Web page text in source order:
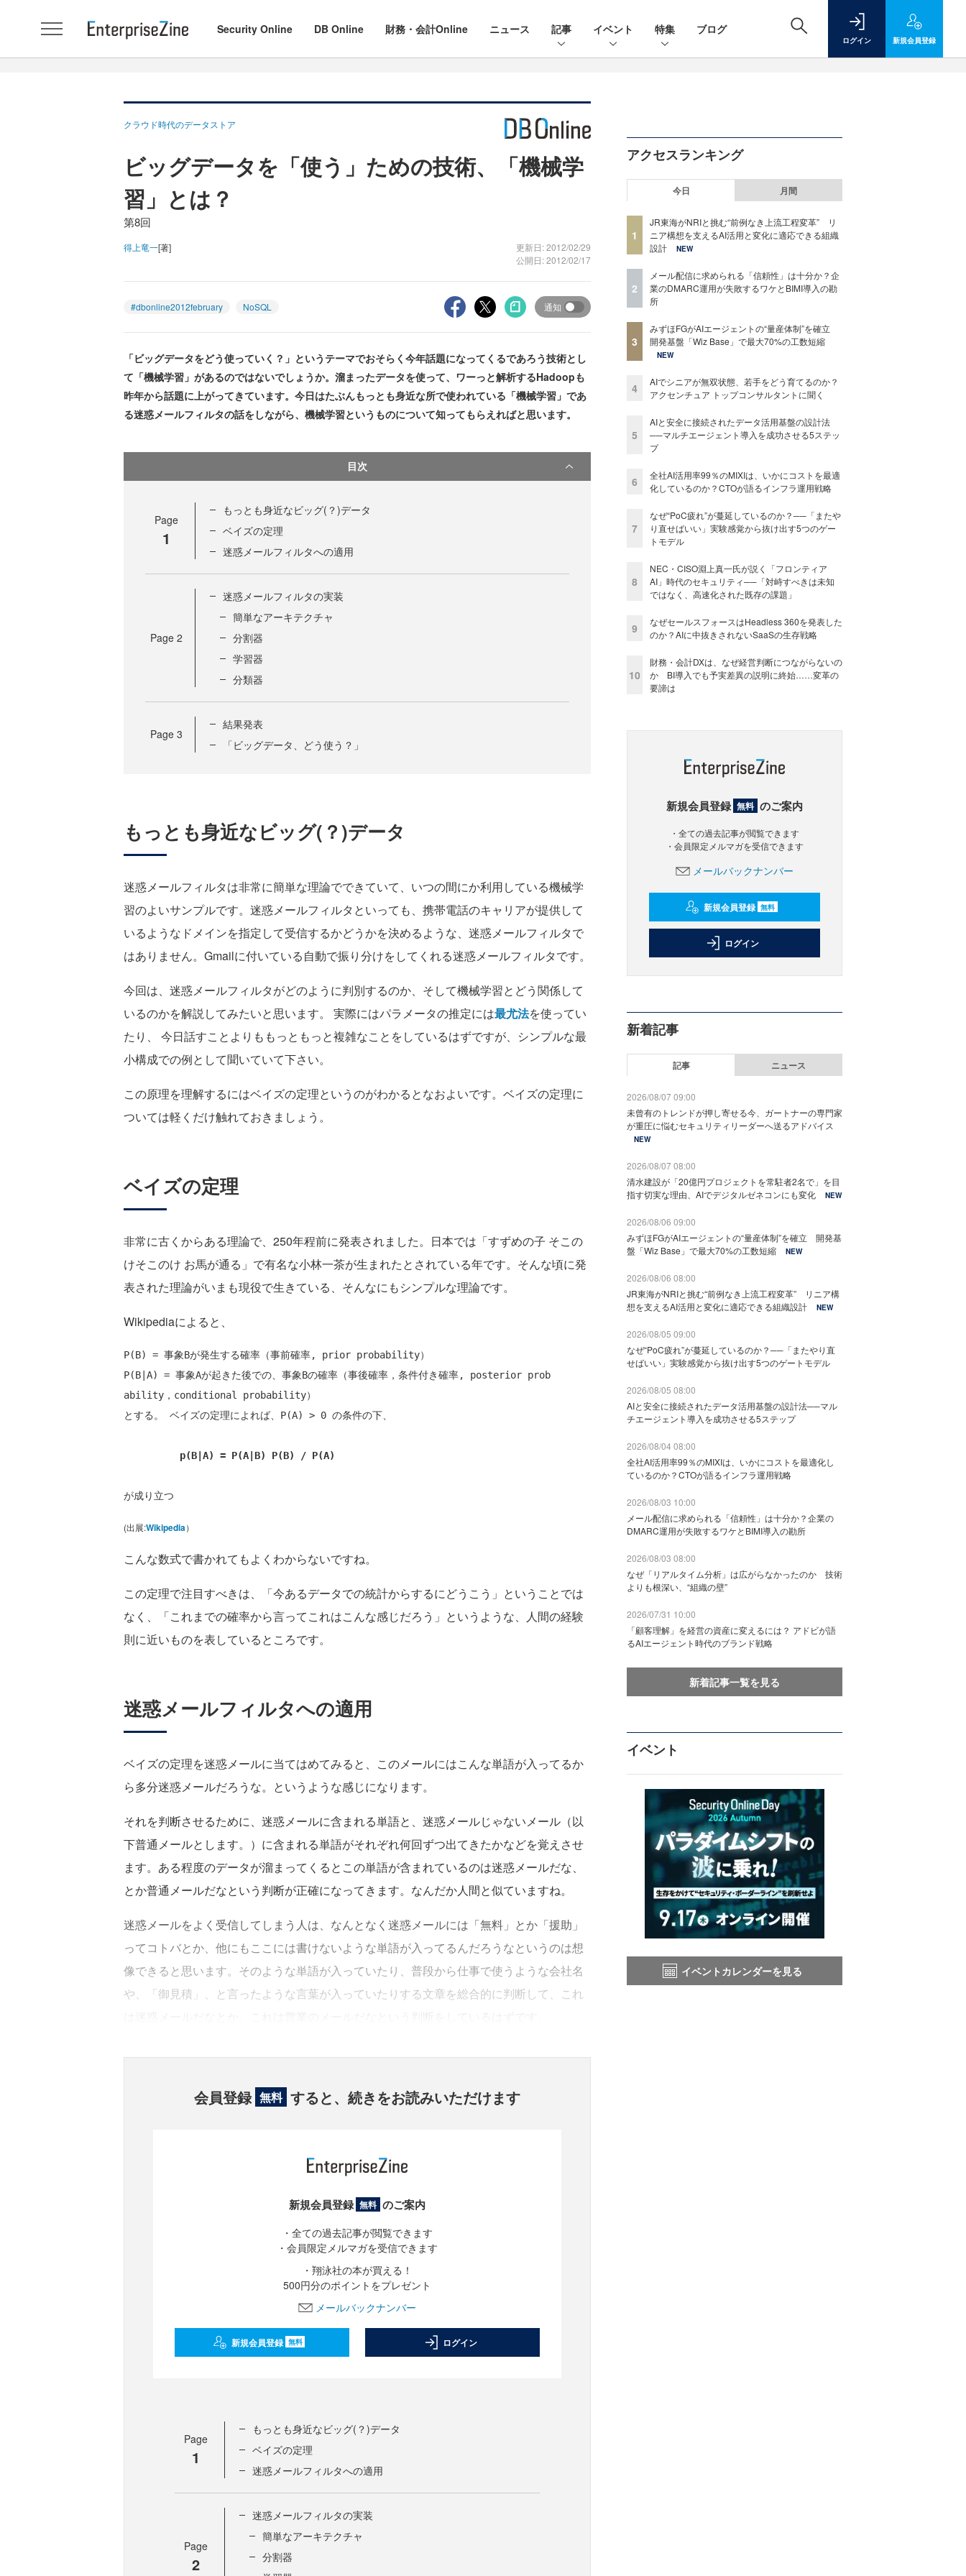
Security Online DB Online 財務・会計Online ニュース 記事 イベント 特集 ブログ
ログイン 新規会員登録
クラウド時代のデータストア
ビッグデータを「使う」ための技術、「機械学
習」とは？
第8回
得上竜一[著]
更新日: 2012/02/29
公開日: 2012/02/17
#dbonline2012february NoSQL 通知
「ビッグデータをどう使っていく？」というテーマでおそらく今年話題になってくるであろう技術とし
て「機械学習」があるのではないでしょうか。溜まったデータを使って、ワーっと解析するHadoopも
昨年から話題に上がってきています。今日はたぶんもっとも身近な所で使われている「機械学習」であ
る迷惑メールフィルタの話をしながら、機械学習というものについて知ってもらえればと思います。
目次
Page
1
もっとも身近なビッグ(？)データ
ベイズの定理
迷惑メールフィルタへの適用
Page 2
迷惑メールフィルタの実装
簡単なアーキテクチャ
分割器
学習器
分類器
Page 3
結果発表
「ビッグデータ、どう使う？」
もっとも身近なビッグ(？)データ
迷惑メールフィルタは非常に簡単な理論でできていて、いつの間にか利用している機械学
習のよいサンプルです。迷惑メールフィルタといっても、携帯電話のキャリアが提供して
いるようなドメインを指定して受信するかどうかを決めるような、迷惑メールフィルタで
はありません。Gmailに付いている自動で振り分けをしてくれる迷惑メールフィルタです。
今回は、迷惑メールフィルタがどのように判別するのか、そして機械学習とどう関係して
いるのかを解説してみたいと思います。 実際にはパラメータの推定には最尤法を使ってい
たり、 今日話すことよりももっともっと複雑なことをしているはずですが、シンプルな最
小構成での例として聞いていて下さい。
この原理を理解するにはベイズの定理というのがわかるとなおよいです。ベイズの定理に
ついては軽くだけ触れておきましょう。
ベイズの定理
非常に古くからある理論で、250年程前に発表されました。日本では「すずめの子 そこの
けそこのけ お馬が通る」で有名な小林一茶が生まれたとされている年です。そんな頃に発
表された理論がいまも現役で生きている、そんなにもシンプルな理論です。
Wikipediaによると、
P(B) = 事象Bが発生する確率（事前確率, prior probability）
P(B|A) = 事象Aが起きた後での、事象Bの確率（事後確率，条件付き確率, posterior prob
ability，conditional probability）
とする。 ベイズの定理によれば、P(A) > 0 の条件の下、
p(B|A) = P(A|B) P(B) / P(A)
が成り立つ
(出展:Wikipedia）
こんな数式で書かれてもよくわからないですね。
この定理で注目すべきは、「今あるデータでの統計からするにどうこう」ということでは
なく、「これまでの確率から言ってこれはこんな感じだろう」というような、人間の経験
則に近いものを表しているところです。
迷惑メールフィルタへの適用
ベイズの定理を迷惑メールに当てはめてみると、このメールにはこんな単語が入ってるか
ら多分迷惑メールだろうな。というような感じになります。
それを判断させるために、迷惑メールに含まれる単語と、迷惑メールじゃないメール（以
下普通メールとします。）に含まれる単語がそれぞれ何回ずつ出てきたかなどを覚えさせ
ます。ある程度のデータが溜まってくるとこの単語が含まれているのは迷惑メールだな、
とか普通メールだなという判断が正確になってきます。なんだか人間と似ていますね。
迷惑メールをよく受信してしまう人は、なんとなく迷惑メールには「無料」とか「援助」
ってコトバとか、他にもここには書けないような単語が入ってるんだろうなというのは想
像できると思います。そのような単語が入っていたり、普段から仕事で使うような会社名
や、「御見積」、と言ったような言葉が入っていたりする文章を総合的に判断して、これ
会員登録 無料 すると、続きをお読みいただけます
新規会員登録 無料 のご案内
・全ての過去記事が閲覧できます
・会員限定メルマガを受信できます
・翔泳社の本が買える！
500円分のポイントをプレゼント
メールバックナンバー
新規会員登録 無料 ログイン
Page
1
もっとも身近なビッグ(？)データ
ベイズの定理
迷惑メールフィルタへの適用
Page
2
迷惑メールフィルタの実装
簡単なアーキテクチャ
分割器
アクセスランキング
今日 月間
1
JR東海がNRIと挑む“前例なき上流工程変革” リ
ニア構想を支えるAI活用と変化に適応できる組織
設計
NEW
2
メール配信に求められる「信頼性」は十分か？企
業のDMARC運用が失敗するワケとBIMI導入の勘
所
3
みずほFGがAIエージェントの“量産体制”を確立
開発基盤「Wiz Base」で最大70%の工数短縮
NEW
4
AIでシニアが無双状態、若手をどう育てるのか？
アクセンチュア トップコンサルタントに聞く
5
AIと安全に接続されたデータ活用基盤の設計法
──マルチエージェント導入を成功させる5ステッ
プ
6
全社AI活用率99％のMIXIは、いかにコストを最適
化しているのか？CTOが語るインフラ運用戦略
7
なぜ“PoC疲れ”が蔓延しているのか？──「またや
り直せばいい」実験感覚から抜け出す5つのゲー
トモデル
8
NEC・CISO淵上真一氏が説く「フロンティア
AI」時代のセキュリティ──「対峙すべきは未知
ではなく、高速化された既存の課題」
9
なぜセールスフォースはHeadless 360を発表した
のか？AIに中抜きされないSaaSの生存戦略
10
財務・会計DXは、なぜ経営判断につながらないの
か BI導入でも予実差異の説明に終始……変革の
要諦は
新規会員登録 無料 のご案内
・全ての過去記事が閲覧できます
・会員限定メルマガを受信できます
メールバックナンバー
新規会員登録 無料
ログイン
新着記事
記事 ニュース
2026/08/07 09:00
未曾有のトレンドが押し寄せる今、ガートナーの専門家
が重圧に悩むセキュリティリーダーへ送るアドバイス
NEW
2026/08/07 08:00
清水建設が「20億円プロジェクトを常駐者2名で」を目
指す切実な理由、AIでデジタルゼネコンにも変化
NEW
2026/08/06 09:00
みずほFGがAIエージェントの“量産体制”を確立 開発基
盤「Wiz Base」で最大70%の工数短縮
NEW
2026/08/06 08:00
JR東海がNRIと挑む“前例なき上流工程変革” リニア構
想を支えるAI活用と変化に適応できる組織設計
NEW
2026/08/05 09:00
なぜ“PoC疲れ”が蔓延しているのか？──「またやり直
せばいい」実験感覚から抜け出す5つのゲートモデル
2026/08/05 08:00
AIと安全に接続されたデータ活用基盤の設計法──マル
チエージェント導入を成功させる5ステップ
2026/08/04 08:00
全社AI活用率99％のMIXIは、いかにコストを最適化し
ているのか？CTOが語るインフラ運用戦略
2026/08/03 10:00
メール配信に求められる「信頼性」は十分か？企業の
DMARC運用が失敗するワケとBIMI導入の勘所
2026/08/03 08:00
なぜ「リアルタイム分析」は広がらなかったのか 技術
よりも根深い、“組織の壁”
2026/07/31 10:00
「顧客理解」を経営の資産に変えるには？ アドビが語
るAIエージェント時代のブランド戦略
新着記事一覧を見る
イベント
イベントカレンダーを見る